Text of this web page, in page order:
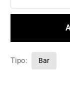
Tipo: Bar